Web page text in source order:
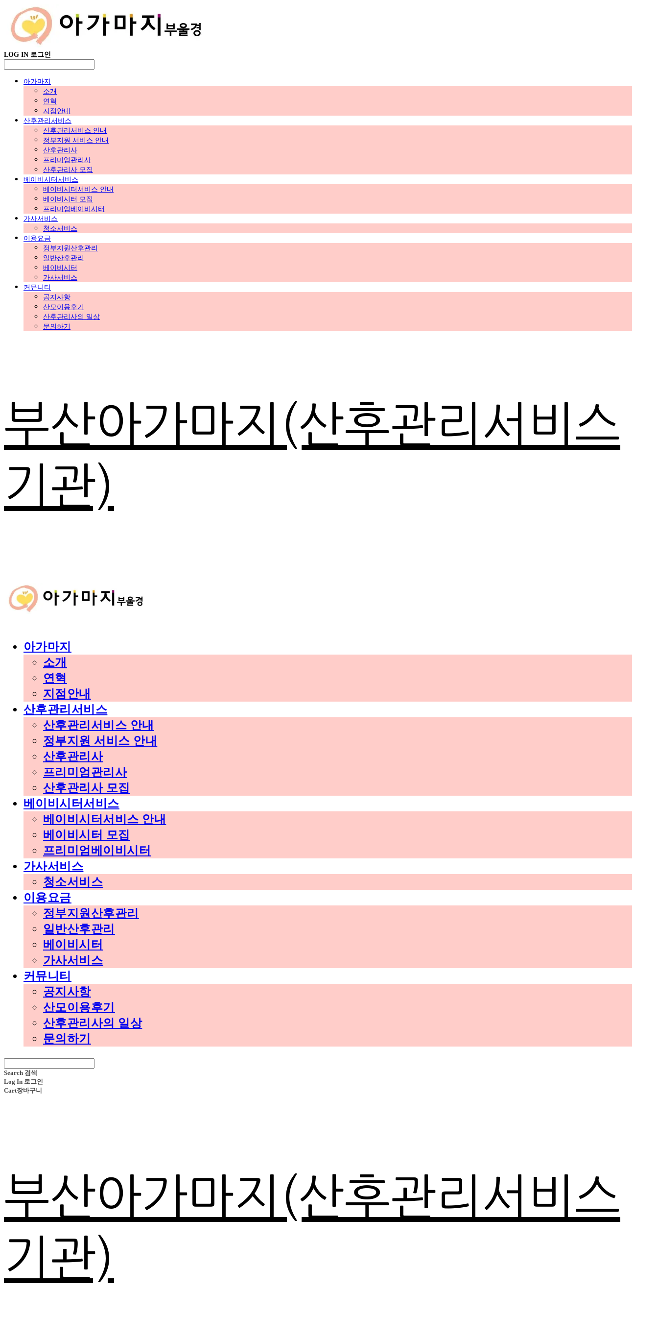
LOG IN 로그인
아가마지
소개
연혁
지점안내
산후관리서비스
산후관리서비스 안내
정부지원 서비스 안내
산후관리사
프리미엄관리사
산후관리사 모집
베이비시터서비스
베이비시터서비스 안내
베이비시터 모집
프리미엄베이비시터
가사서비스
청소서비스
이용요금
정부지원산후관리
일반산후관리
베이비시터
가사서비스
커뮤니티
공지사항
산모이용후기
산후관리사의 일상
문의하기
부산아가마지(산후관리서비스
기관)
아가마지
소개
연혁
지점안내
산후관리서비스
산후관리서비스 안내
정부지원 서비스 안내
산후관리사
프리미엄관리사
산후관리사 모집
베이비시터서비스
베이비시터서비스 안내
베이비시터 모집
프리미엄베이비시터
가사서비스
청소서비스
이용요금
정부지원산후관리
일반산후관리
베이비시터
가사서비스
커뮤니티
공지사항
산모이용후기
산후관리사의 일상
문의하기
Search 검색
Log In 로그인
Cart장바구니
부산아가마지(산후관리서비스
기관)